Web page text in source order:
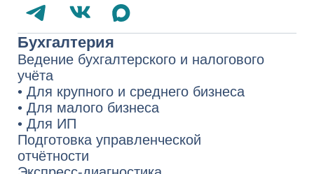
Корпоративное право
Судебное представительство
Комплексные консультации
Запуск бизнеса в Казахстане
Услуги для иностранных компаний
1994−2026 СберРешения
комплекс услуг по аутсорсингу
бухгалтерского и налогового учёта,
юридических услуг
Политика обработки персональных
данных
Сведения о компании
Карта сайта